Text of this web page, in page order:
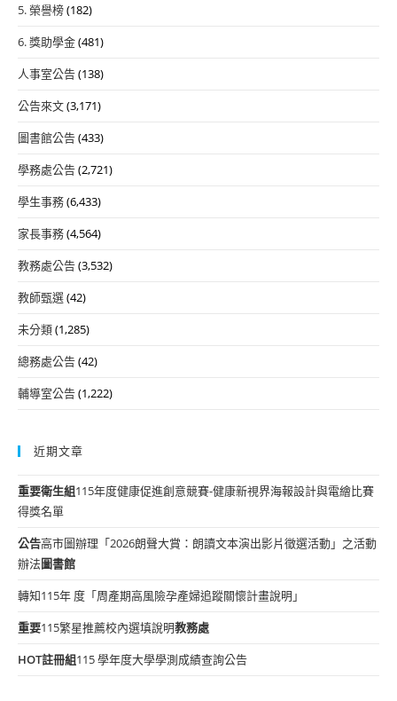
5. 榮譽榜(182)
6. 獎助學金(481)
人事室公告(138)
公告來文(3,171)
圖書館公告(433)
學務處公告(2,721)
學生事務(6,433)
家長事務(4,564)
教務處公告(3,532)
教師甄選(42)
未分類(1,285)
總務處公告(42)
輔導室公告(1,222)
近期文章
重要衛生組115年度健康促進創意競賽-健康新視界海報設計與電繪比賽
得獎名單
公告高市圖辦理「2026朗聲大賞：朗讀文本演出影片徵選活動」之活動
辦法圖書館
轉知115年 度「周產期高風險孕產婦追蹤關懷計畫說明」
重要115繁星推薦校內選填說明教務處
HOT註冊組115 學年度大學學測成績查詢公告